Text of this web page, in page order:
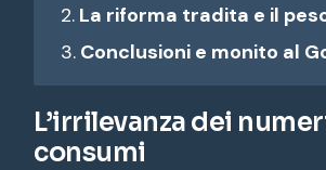
La riforma tradita e il
Conclusioni e monito al
L’irrilevanza dei
consumi